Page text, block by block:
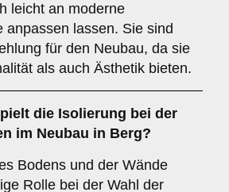
leicht an moderne
anpassen lassen. Sie sind
für den Neubau, da sie
als auch Ästhetik bieten.
die Isolierung bei der
im Neubau in Berg?
Bodens und der Wände
Rolle bei der Wahl der